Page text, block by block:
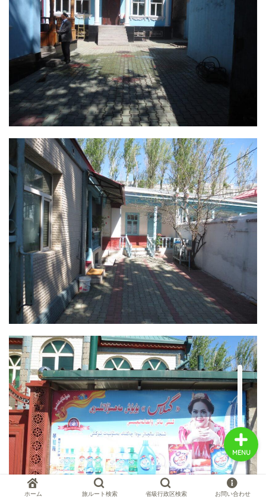
ホーム 旅ルート検索 省級行政区検索 お問い合わせ
MENU
中国お薦め観光地
中国の世界遺産
中国旅行の情報案内
中国麺ランキング